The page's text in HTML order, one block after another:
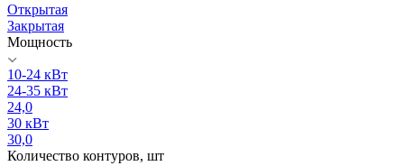
Открытая
Закрытая
Мощность
10-24 кВт
24-35 кВт
24,0
30 кВт
30,0
Количество контуров, шт